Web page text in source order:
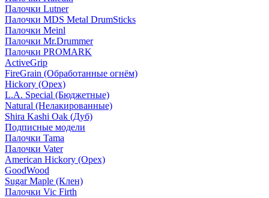
Палочки Lutner
Палочки MDS Metal DrumSticks
Палочки Meinl
Палочки Mr.Drummer
Палочки PROMARK
ActiveGrip
FireGrain (Обработанные огнём)
Hickory (Орех)
L.A. Special (Бюджетные)
Natural (Нелакированные)
Shira Kashi Oak (Дуб)
Подписные модели
Палочки Tama
Палочки Vater
American Hickory (Орех)
GoodWood
Sugar Maple (Клен)
Палочки Vic Firth